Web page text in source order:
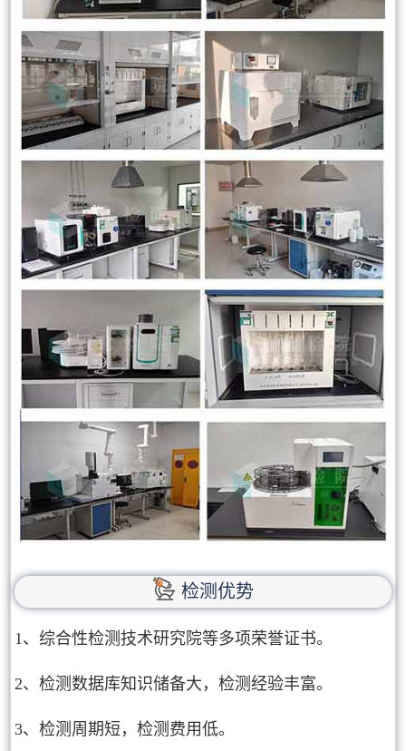
检测优势
1、综合性检测技术研究院等多项荣誉证书。
2、检测数据库知识储备大，检测经验丰富。
3、检测周期短，检测费用低。